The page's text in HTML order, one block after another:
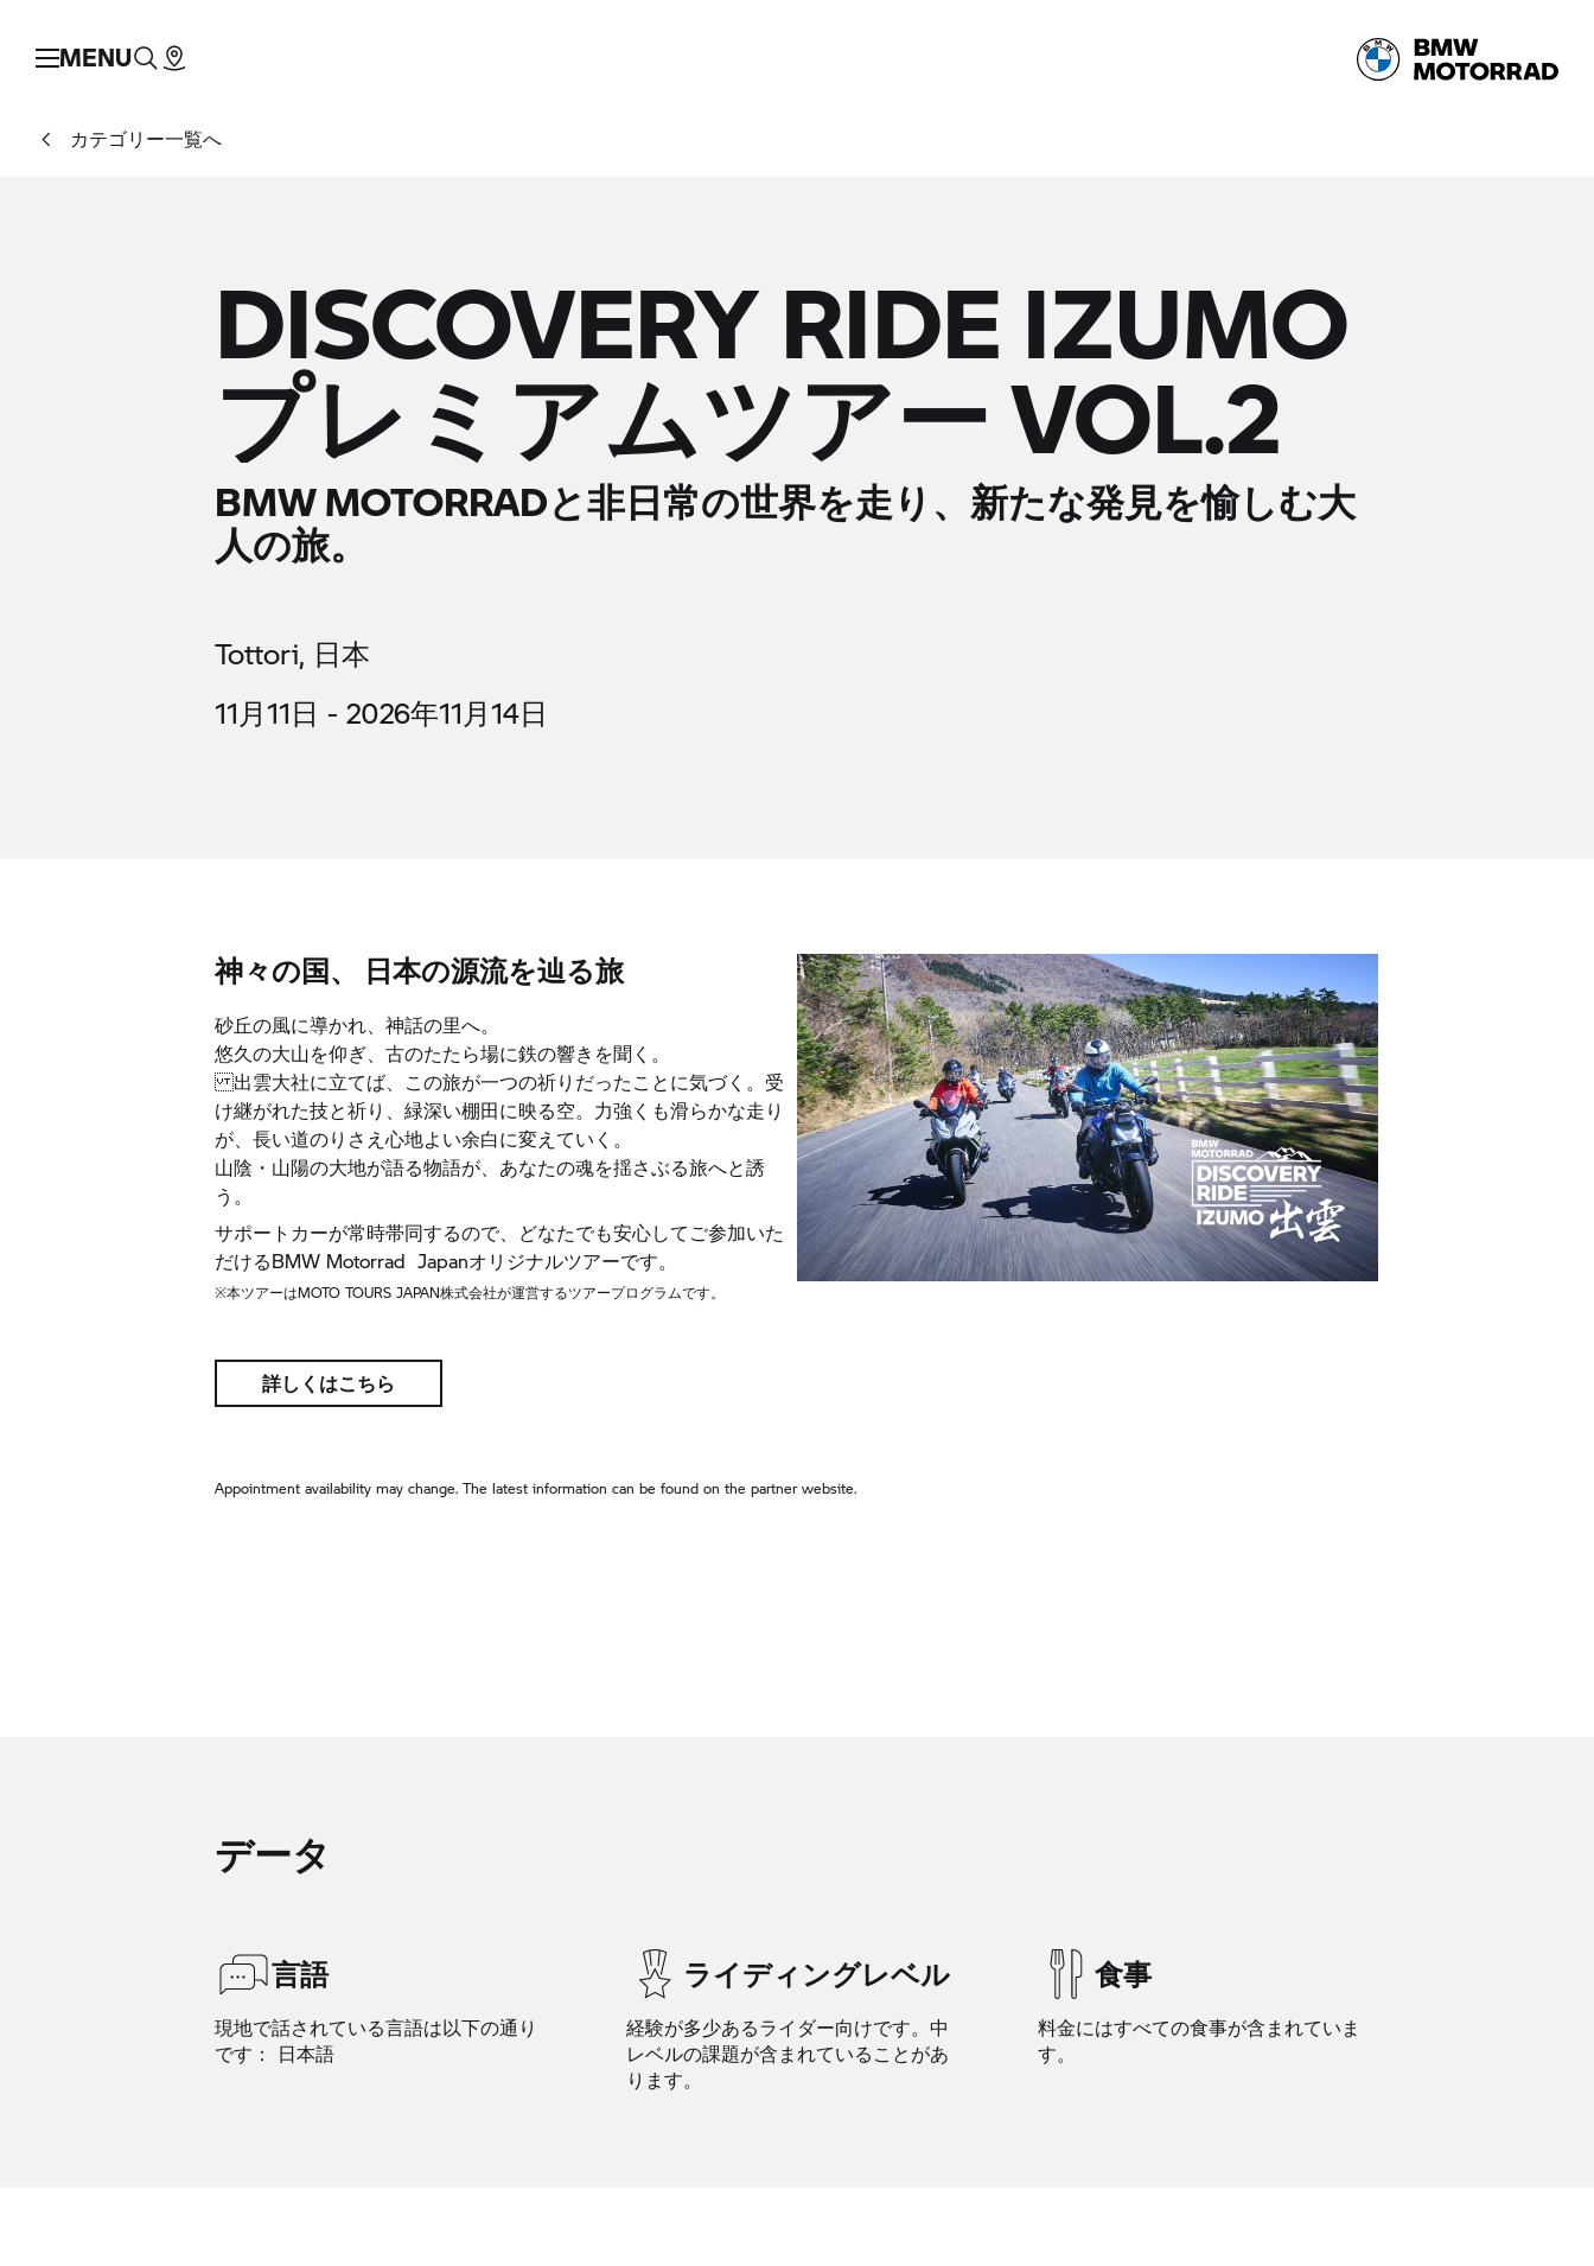
MENU
カテゴリー一覧へ
DISCOVERY RIDE IZUMO
プレミアムツアー VOL.2
BMW MOTORRADと非日常の世界を走り、新たな発見を愉しむ大
人の旅。
Tottori, 日本
11月11日 - 2026年11月14日
神々の国、 日本の源流を辿る旅
砂丘の風に導かれ、神話の里へ。
悠久の大山を仰ぎ、古のたたら場に鉄の響きを聞く。
出雲大社に立てば、この旅が一つの祈りだったことに気づく。受
け継がれた技と祈り、緑深い棚田に映る空。力強くも滑らかな走り
が、長い道のりさえ心地よい余白に変えていく。
山陰・山陽の大地が語る物語が、あなたの魂を揺さぶる旅へと誘
う。
サポートカーが常時帯同するので、どなたでも安心してご参加いた
だけるBMW Motorrad Japanオリジナルツアーです。
※本ツアーはMOTO TOURS JAPAN株式会社が運営するツアープログラムです。
詳しくはこちら
Appointment availability may change. The latest information can be found on the partner website.
データ
言語
現地で話されている言語は以下の通り
です： 日本語
ライディングレベル
経験が多少あるライダー向けです。中
レベルの課題が含まれていることがあ
ります。
食事
料金にはすべての食事が含まれていま
す。